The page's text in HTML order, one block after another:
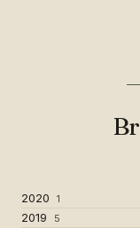
2020 1
2019 5